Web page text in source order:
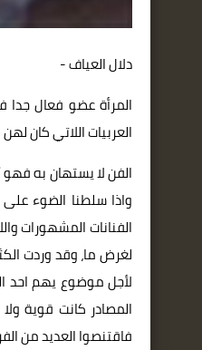
دلال العياف -
المرأة عضو فعال جدا
العربيات اللاتي
الفن لا يستهان به
واذا سلطنا الضوء
الفنانات المشهورات
لغرض ما، وقد وردت
لأجل موضوع يهم احد
المصادر كانت قوية
فاقتنصوا العديد من